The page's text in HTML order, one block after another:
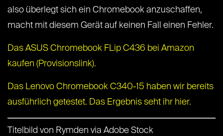
also überlegt sich ein Chromebook anzuschaffen,
macht mit diesem Gerät auf keinen Fall einen Fehler.
Das ASUS Chromebook FLip C436 bei Amazon
kaufen (Provisionslink).
Das Lenovo Chromebook C340-15 haben wir bereits
ausführlich getestet. Das Ergebnis seht ihr hier.
Titelbild von Rymden via Adobe Stock